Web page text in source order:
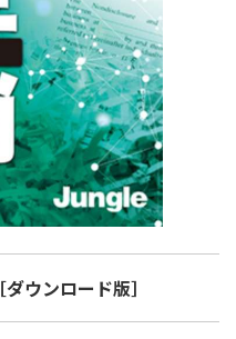
［ダウンロード版］